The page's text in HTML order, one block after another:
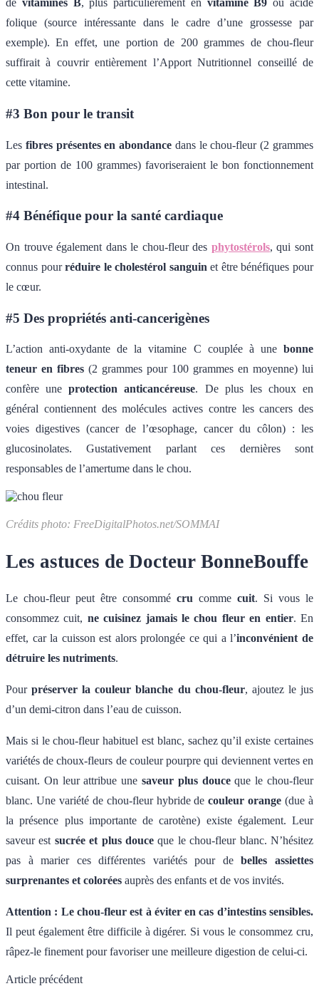
de vitamines B, plus particulièrement en vitamine B9 ou acide
folique (source intéressante dans le cadre d’une grossesse par
exemple). En effet, une portion de 200 grammes de chou-fleur
suffirait à couvrir entièrement l’Apport Nutritionnel conseillé de
cette vitamine.
#3 Bon pour le transit
Les fibres présentes en abondance dans le chou-fleur (2 grammes
par portion de 100 grammes) favoriseraient le bon fonctionnement
intestinal.
#4 Bénéfique pour la santé cardiaque
On trouve également dans le chou-fleur des phytostérols, qui sont
connus pourréduire le cholestérol sanguin et être bénéfiques pour
le cœur.
#5 Des propriétés anti-cancerigènes
L’action anti-oxydante de la vitamine C couplée à une bonne
teneur en fibres (2 grammes pour 100 grammes en moyenne) lui
confère uneprotection anticancéreuse. De plus les choux en
général contiennent des molécules actives contre les cancers des
voies digestives (cancer de l’œsophage, cancer du côlon) : les
glucosinolates. Gustativement parlant ces dernières sont
responsables de l’amertume dans le chou.
Crédits photo: FreeDigitalPhotos.net/SOMMAI
Les astuces de Docteur BonneBouffe
Le chou-fleur peut être consommé cru comme cuit. Si vous le
consommez cuit, ne cuisinez jamais le chou fleur en entier. En
effet, car la cuisson est alors prolongée ce qui a l’inconvénient de
détruire les nutriments.
Pourpréserver la couleur blanche du chou-fleur, ajoutez le jus
d’un demi-citron dans l’eau de cuisson.
Mais si le chou-fleur habituel est blanc, sachez qu’il existe certaines
variétés de choux-fleurs de couleur pourpre qui deviennent vertes en
cuisant. On leur attribue une saveur plus douceque le chou-fleur
blanc. Une variété de chou-fleur hybride decouleur orange (due à
la présence plus importante de carotène) existe également. Leur
saveur est sucrée et plus douce que le chou-fleur blanc. N’hésitez
pas à marier ces différentes variétés pour debelles assiettes
surprenantes et colorées auprès des enfants et de vos invités.
Attention : Le chou-fleur est à éviter en cas d’intestins sensibles.
Il peut également être difficile à digérer. Si vous le consommez cru,
râpez-le finement pour favoriser une meilleure digestion de celui-ci.
Article précédent